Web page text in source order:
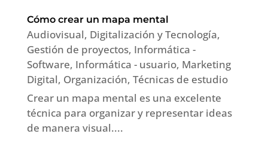
Cómo crear un mapa mental
Audiovisual, Digitalización y Tecnología,
Gestión de proyectos, Informática -
Software, Informática - usuario, Marketing
Digital, Organización, Técnicas de estudio
Crear un mapa mental es una excelente
técnica para organizar y representar ideas
de manera visual....